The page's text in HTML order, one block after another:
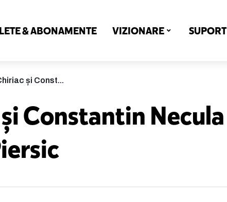
& ABONAMENTE VIZIONARE SUPORT
și Const...
Constantin Necula